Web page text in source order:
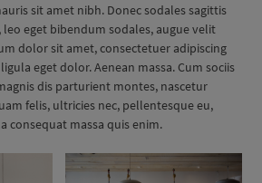
sit amet nibh. Donec sodales sagittis
leo eget bibendum sodales, augue velit
dolor sit amet, consectetuer adipiscing
eget dolor. Aenean massa. Cum sociis
dis parturient montes, nascetur
felis, ultricies nec, pellentesque eu,
consequat massa quis enim.